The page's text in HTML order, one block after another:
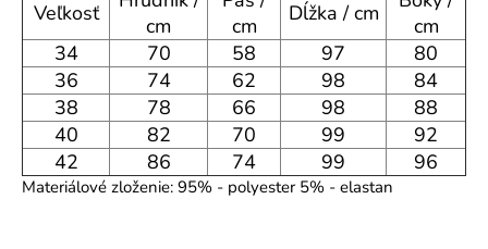
Veľkosť
cm
cm
Dĺžka / cm
cm
34
70 58 97
80
36
74 62 98
84
38
78 66 98
88
40
82 70 99
92
42
86 74 99 96
Materiálové zloženie: 95% - polyester 5% - elastan